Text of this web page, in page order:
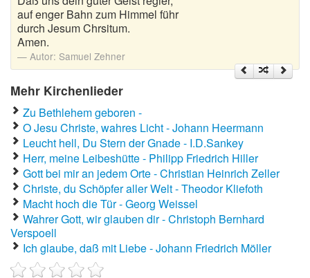
Volkslieder
Wanderlieder
Winterlieder
Zufallslied
Suche
auf enger Bahn zum Himmel führ
durch Jesum Chrsitum.
Amen.
Autor: Samuel Zehner
Mehr Kirchenlieder
Zu Bethlehem geboren -
O Jesu Christe, wahres Licht - Johann Heermann
Leucht hell, Du Stern der Gnade - I.D.Sankey
Herr, meine Leibeshütte - Philipp Friedrich Hiller
Gott bei mir an jedem Orte - Christian Heinrich Zeller
Christe, du Schöpfer aller Welt - Theodor Kliefoth
Macht hoch die Tür - Georg Weissel
Wahrer Gott, wir glauben dir - Christoph Bernhard
Verspoell
Ich glaube, daß mit Liebe - Johann Friedrich Möller